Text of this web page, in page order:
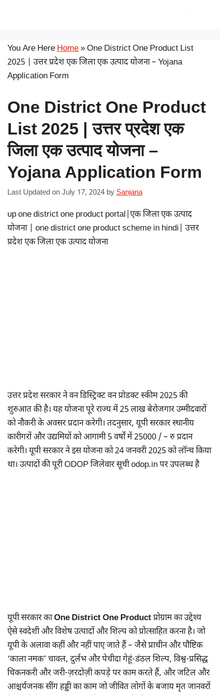
You Are HereHome»One District One Product List
2025 | उत्तर प्रदेश एक जिला एक उत्पाद योजना – Yojana
Application Form
One District One Product
List 2025 | उत्तर प्रदेश एक
जिला एक उत्पाद योजना –
Yojana Application Form
Last Updated on July 17, 2024 by Sanjana
up one district one product portal|एक जिला एक उत्पाद
योजना | one district one product scheme in hindi| उत्तर
प्रदेश एक जिला एक उत्पाद योजना
उत्तर प्रदेश सरकार ने वन डिस्ट्रिक्ट वन प्रोडक्ट स्कीम 2025 की
शुरुआत की है। यह योजना पूरे राज्य में 25 लाख बेरोजगार उम्मीदवारों
को नौकरी के अवसर प्रदान करेगी। तदनुसार, यूपी सरकार स्थानीय
कारीगरों और उद्यमियों को आगामी 5 वर्षों में 25000 / – रु प्रदान
करेगी। यूपी सरकार ने इस योजना को 24 जनवरी 2025 को लॉन्च किया
था। उत्पादों की पूरी ODOP जिलेवार सूची odop.in पर उपलब्ध है
यूपी सरकार काOne District One Productप्रोग्राम का उद्देश्य
ऐसे स्वदेशी और विशेष उत्पादों और शिल्प को प्रोत्साहित करना है। जो
यूपी के अलावा कहीं और नहीं पाए जाते हैं – जैसे प्राचीन और पौष्टिक
‘काला नमक’ चावल, दुर्लभ और पेचीदा गेहूं-डंठल शिल्प, विश्व-प्रसिद्ध
चिकनकरी और जरी-ज़रदोज़ी कपड़े पर काम करते हैं, और जटिल और
आश्चर्यजनक सींग हड्डी का काम जो जीवित लोगों के बजाय मृत जानवरों